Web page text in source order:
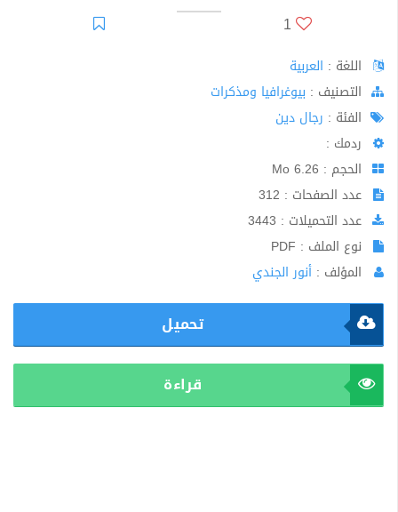
1
اللغة : العربية
اﻟﺘﺼﻨﻴﻒ : بيوغرافيا ومذكرات
الفئة : رجال دين
ردمك :
الحجم : 6.26 Mo
عدد الصفحات : 312
عدد التحميلات : 3443
نوع الملف : PDF
المؤلف : أنور الجندي
تحميل
قراءة